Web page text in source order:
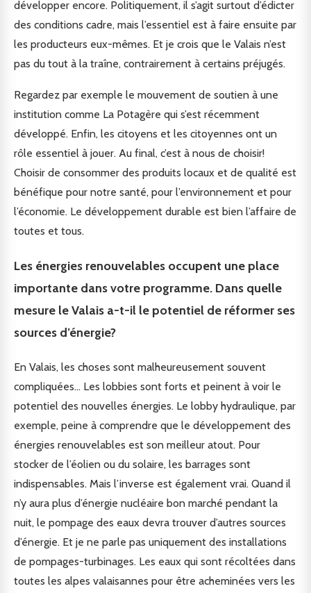
développer encore. Politiquement, il s’agit surtout d’édicter
des conditions cadre, mais l’essentiel est à faire ensuite par
les producteurs eux-mêmes. Et je crois que le Valais n’est
pas du tout à la traîne, contrairement à certains préjugés.
Regardez par exemple le mouvement de soutien à une
institution comme La Potagère qui s’est récemment
développé. Enfin, les citoyens et les citoyennes ont un
rôle essentiel à jouer. Au final, c’est à nous de choisir!
Choisir de consommer des produits locaux et de qualité est
bénéfique pour notre santé, pour l’environnement et pour
l’économie. Le développement durable est bien l’affaire de
toutes et tous.
Les énergies renouvelables occupent une place
importante dans votre programme. Dans quelle
mesure le Valais a-t-il le potentiel de réformer ses
sources d’énergie?
En Valais, les choses sont malheureusement souvent
compliquées… Les lobbies sont forts et peinent à voir le
potentiel des nouvelles énergies. Le lobby hydraulique, par
exemple, peine à comprendre que le développement des
énergies renouvelables est son meilleur atout. Pour
stocker de l’éolien ou du solaire, les barrages sont
indispensables. Mais l’inverse est également vrai. Quand il
n’y aura plus d’énergie nucléaire bon marché pendant la
nuit, le pompage des eaux devra trouver d’autres sources
d’énergie. Et je ne parle pas uniquement des installations
de pompages-turbinages. Les eaux qui sont récoltées dans
toutes les alpes valaisannes pour être acheminées vers les